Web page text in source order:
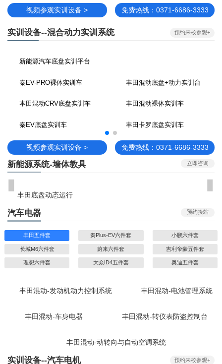
视频参观实训设备 > 免费热线：0371-6686-3333
实训设备--混合动力实训系统 预约来校参观+
新能源汽车底盘实训平台
秦EV-PRO裸体实训车 丰田混动底盘+动力实训台
本田混动CRV底盘实训车 丰田混动裸体实训车
秦EV底盘实训车 丰田卡罗底盘实训车
视频参观实训设备 > 免费热线：0371-6686-3333
新能源系统-墙体教具 立即咨询
丰田底盘动态运行
汽车电器 预约接站
丰田五件套 秦Plus-EV六件套 小鹏六件套
长城M6六件套 蔚来六件套 吉利帝豪五件套
理想六件套 大众ID4五件套 奥迪五件套
丰田混动-发动机动力控制系统 丰田混动-电池管理系統
丰田混动-车身电器 丰田混动-转仪表防盗控制台
丰田混动-动转向与自动空调系统
实训设备--汽车电机 预约来校参观+